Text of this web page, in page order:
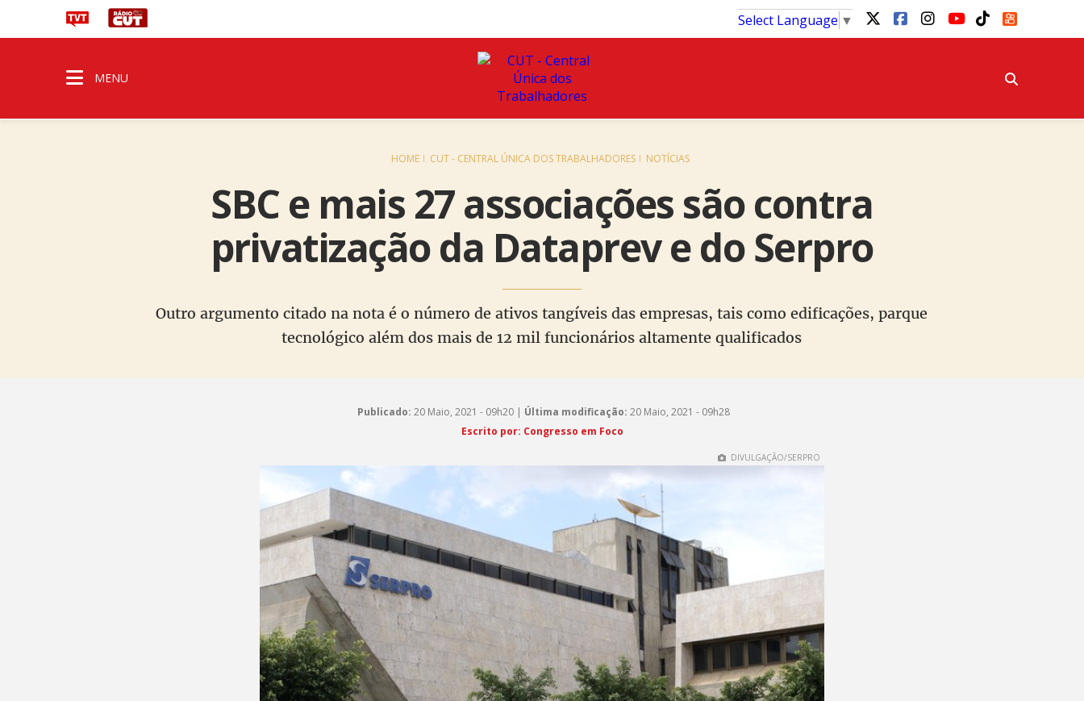
Select Language ▼
MENU
HOME CUT - CENTRAL ÚNICA DOS TRABALHADORES NOTÍCIAS
SBC e mais 27 associações são contra
privatização da Dataprev e do Serpro
Outro argumento citado na nota é o número de ativos tangíveis das empresas, tais como edificações, parque
tecnológico além dos mais de 12 mil funcionários altamente qualificados
Publicado: 20 Maio, 2021 - 09h20 | Última modificação: 20 Maio, 2021 - 09h28
Escrito por: Congresso em Foco
DIVULGAÇÃO/SERPRO